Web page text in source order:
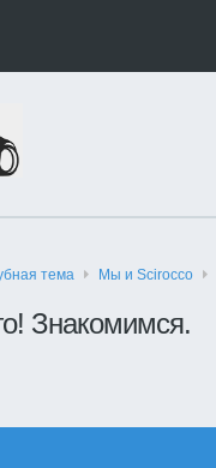
тема Мы и Scirocco
Знакомимся.